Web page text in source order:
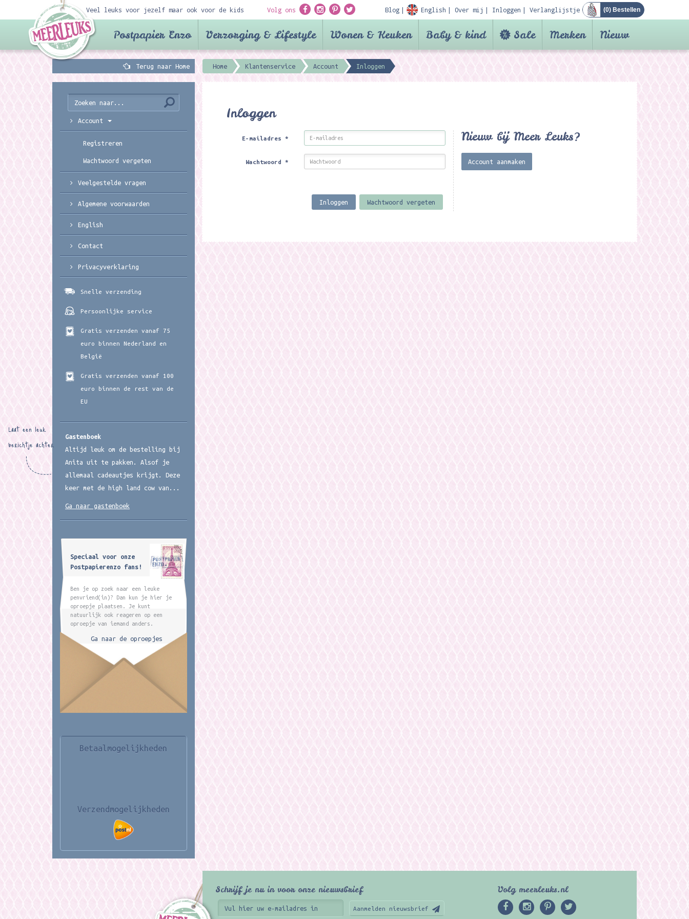
Veel leuks voor jezelf maar ook voor de kids Volg ons Blog English Over mij Inloggen Verlanglijstje (0) Bestellen
Postpapier Enzo Verzorging & Lifestyle Wonen & Keuken Baby & kind Sale Merken Nieuw
Terug naar Home Home Klantenservice Account Inloggen
Inloggen
E-mailadres*
Wachtwoord*
Inloggen Wachtwoord vergeten
Nieuw bij Meer Leuks?
Account aanmaken
Account
Registreren
Wachtwoord vergeten
Veelgestelde vragen
Algemene voorwaarden
English
Contact
Privacyverklaring
Snelle verzending
Persoonlijke service
Gratis verzenden vanaf 75
euro binnen Nederland en
België
Gratis verzenden vanaf 100
euro binnen de rest van de
EU
Gastenboek
Altijd leuk om de bestelling bij
Anita uit te pakken. Alsof je
allemaal cadeautjes krijgt. Deze
keer met de high land cow van...
Laat een leuk
berichtje achter
Ga naar gastenboek
Speciaal voor onze
Postpapierenzo fans!
Ben je op zoek naar een leuke
penvriend(in)? Dan kun je hier je
oproepje plaatsen. Je kunt
natuurlijk ook reageren op een
oproepje van iemand anders.
Ga naar de oproepjes
Betaalmogelijkheden
Verzendmogelijkheden
Schrijf je nu in voor onze nieuwsbrief
Aanmelden nieuwsbrief
Volg meerleuks.nl